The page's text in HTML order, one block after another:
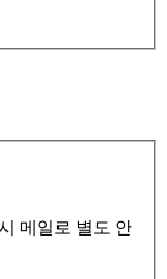
메일로 별도 안